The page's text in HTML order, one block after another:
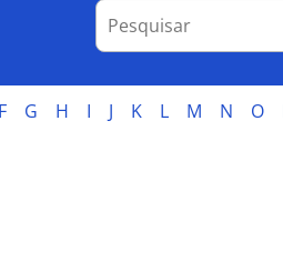
F G H I J K L M N O